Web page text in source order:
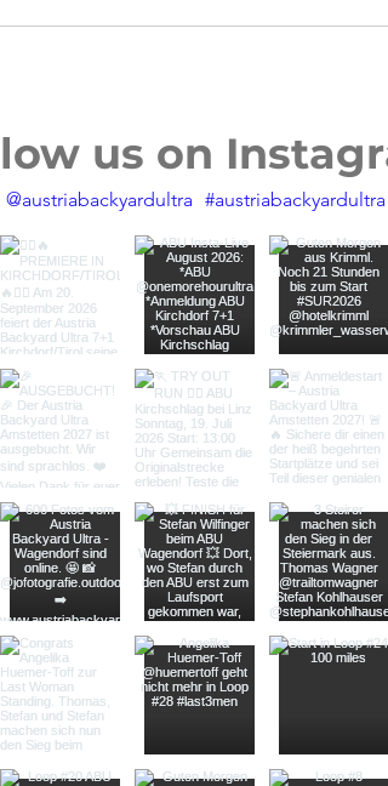
us on
#austriabackyardultra
@austriabackyardultra